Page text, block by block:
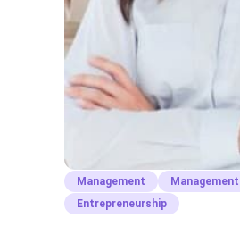
Management Management
Entrepreneurship